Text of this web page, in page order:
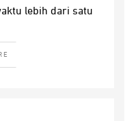
lebih dari satu